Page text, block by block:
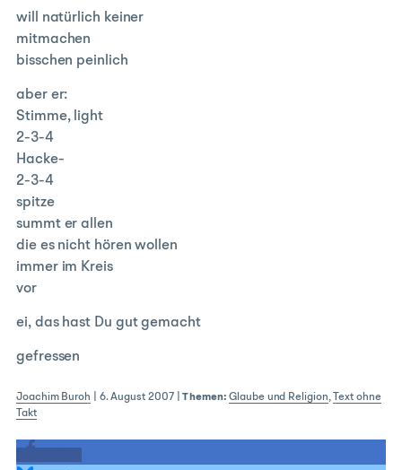
will natürlich keiner
mitmachen
bisschen peinlich
aber er:
Stimme, light
2-3-4
Hacke-
2-3-4
spitze
summt er allen
die es nicht hören wollen
immer im Kreis
vor
ei, das hast Du gut gemacht
gefressen
Joachim Buroh 6. August 2007|Themen: Glaube und Religion,
Text ohne
Takt